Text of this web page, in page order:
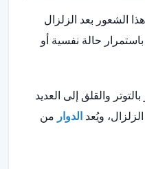
الشعور بعد الزلزال
حالة نفسية أو
والقلق إلى العديد
ويُعد الدوار من